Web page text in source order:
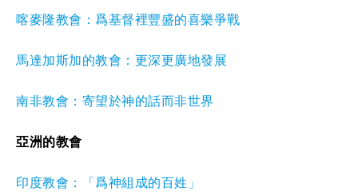
喀麥隆教會：爲基督裡豐盛的喜樂爭戰
馬達加斯加的教會：更深更廣地發展
南非教會：寄望於神的話而非世界
亞洲的教會
印度教會：「爲神組成的百姓」